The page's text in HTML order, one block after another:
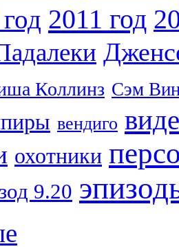
2011 год
Коллинз Сэм
вендиго
охотники
9.20